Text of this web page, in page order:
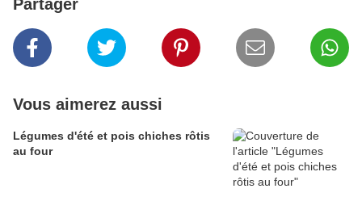
Partager
Vous aimerez aussi
Légumes d'été et pois chiches rôtis
au four